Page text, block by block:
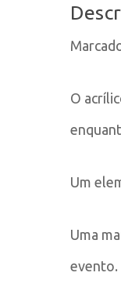
O
Um
Uma
evento.